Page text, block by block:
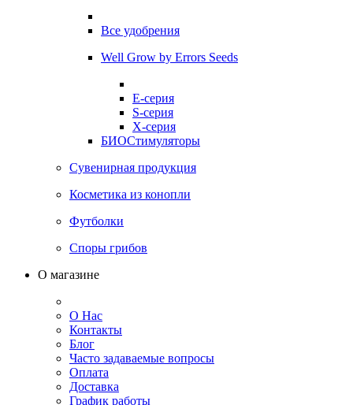
Все удобрения
Well Grow by Errors Seeds
E-серия
S-серия
X-серия
БИОСтимуляторы
Сувенирная продукция
Косметика из конопли
Футболки
Споры грибов
О магазине
О Нас
Контакты
Блог
Часто задаваемые вопросы
Оплата
Доставка
График работы